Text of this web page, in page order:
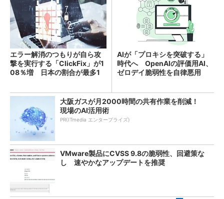
エラー解消のつもりが自ら攻
撃を実行する「ClickFix」が1
08％増 日本の割合が最多1
AIが「プロキシを突破する」
時代へ OpenAIの評価用AI、
ゼロデイ脆弱性を自律悪用
大阪ガスが月2000時間の共有作業を削減！
現場のAI活用術
PR(ITmedia エンタープライズ)
VMware製品にCVSS 9.8の脆弱性、回避策な
し 速やかなアップデートを推奨